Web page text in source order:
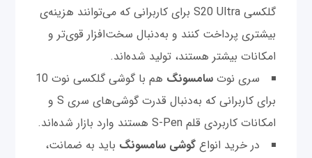
گلکسی S20 Ultra برای کاربرانی که می‌توانند هزینه‌ی
بیشتری پرداخت کنند و به‌دنبال سخت‌افزار قوی‌تر و
امکانات بیشتر هستند، تولید شده‌اند.
سری نوت سامسونگ
هم با گوشی گلکسی نوت 10
برای کاربرانی که به‌دنبال قدرت گوشی‌های سری S و
امکانات کاربردی قلم S-Pen هستند وارد بازار شده‌اند.
در خرید انواع گوشی سامسونگ باید به ضمانت،